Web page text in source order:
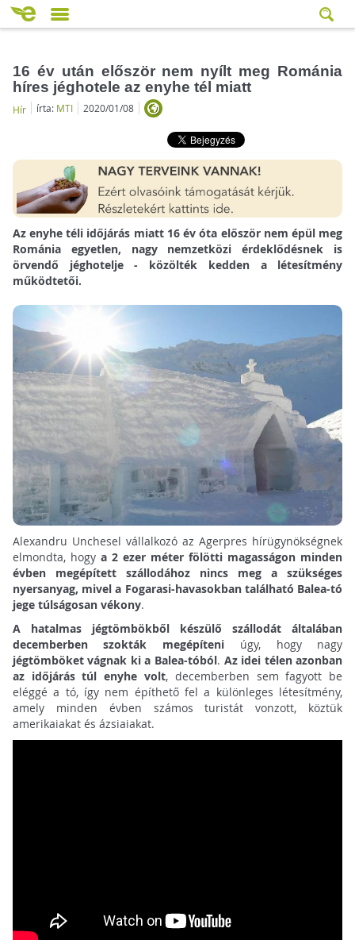
16 év után először nem nyílt meg Románia
híres jéghotele az enyhe tél miatt
Hír írta: MTI 2020/01/08
Az enyhe téli időjárás miatt 16 év óta először nem épül meg
Románia egyetlen, nagy nemzetközi érdeklődésnek is
örvendő jéghotelje - közölték kedden a létesítmény
működtetői.
Alexandru Unchesel vállalkozó az Agerpres hírügynökségnek
elmondta, hogy a 2 ezer méter fölötti magasságon minden
évben megépített szállodához nincs meg a szükséges
nyersanyag, mivel a Fogarasi-havasokban található Balea-tó
jege túlságosan vékony.
A hatalmas jégtömbökből készülő szállodát általában
decemberben szokták megépíteni úgy, hogy nagy
jégtömböket vágnak ki a Balea-tóból. Az idei télen azonban
az időjárás túl enyhe volt, decemberben sem fagyott be
eléggé a tó, így nem építhető fel a különleges létesítmény,
amely minden évben számos turistát vonzott, köztük
amerikaiakat és ázsiaiakat.